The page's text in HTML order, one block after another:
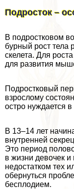
Подросток –
В подростковом
бурный рост
скелета. Для
для развития
Подростковый
взрослому
остро нуждается
В 13–14 лет
внутренней
Это период
в жизни девочек
недостатком тех
обернуться
бесплодием.